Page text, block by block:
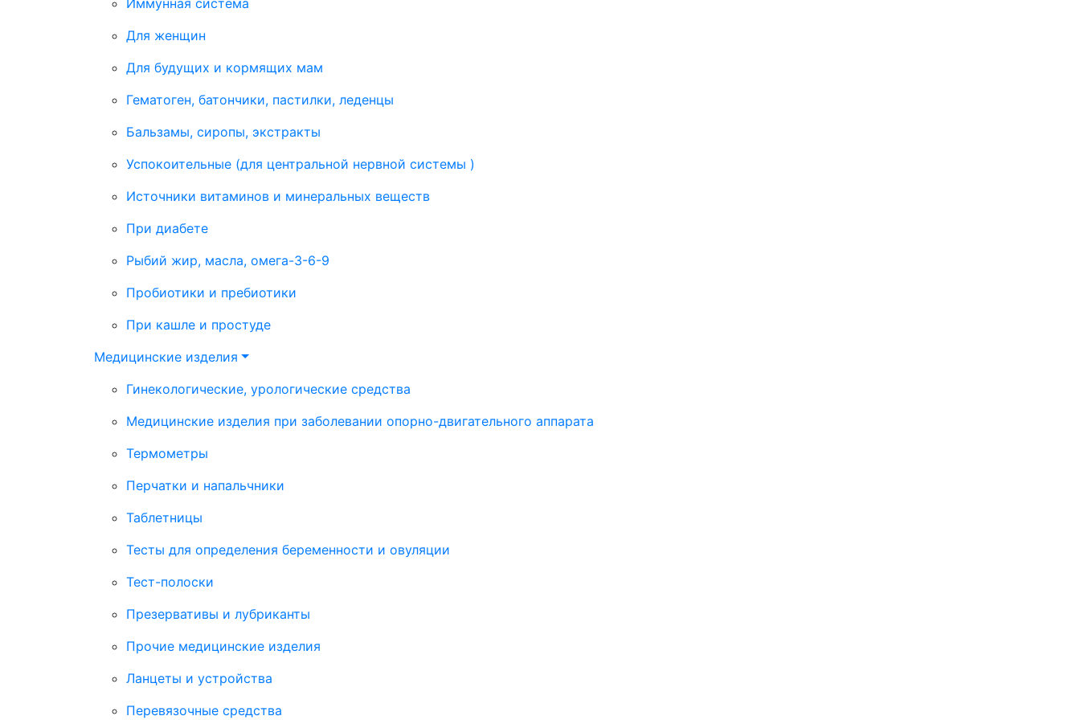
Для женщин
Для будущих и кормящих мам
Гематоген, батончики, пастилки, леденцы
Бальзамы, сиропы, экстракты
Успокоительные (для центральной нервной системы )
Источники витаминов и минеральных веществ
При диабете
Рыбий жир, масла, омега-3-6-9
Пробиотики и пребиотики
При кашле и простуде
Медицинские изделия
Гинекологические, урологические средства
Медицинские изделия при заболевании опорно-двигательного аппарата
Термометры
Перчатки и напальчники
Таблетницы
Тесты для определения беременности и овуляции
Тест-полоски
Презервативы и лубриканты
Прочие медицинские изделия
Ланцеты и устройства
Перевязочные средства